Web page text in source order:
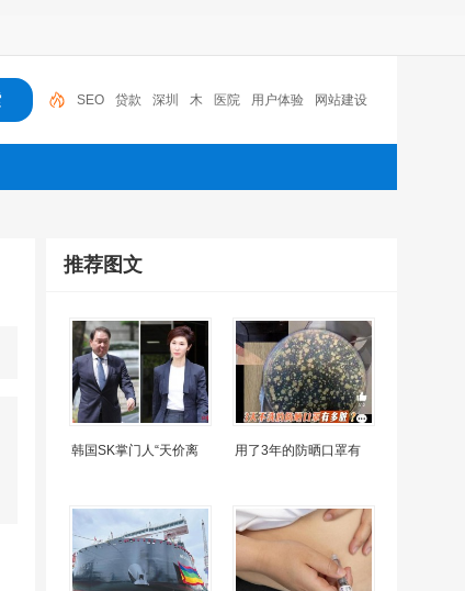
SEO 贷款 深圳 木 医院 用户体验 网站建设
机器人 摩托车 广州
推荐图文
韩国SK掌门人“天价离 用了3年的防晒口罩有